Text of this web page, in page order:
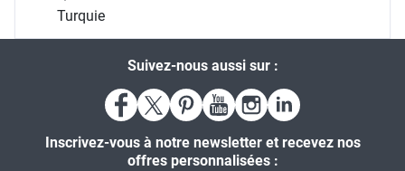
Turquie
Suivez-nous aussi sur :
Inscrivez-vous à notre newsletter et recevez nos
offres personnalisées :